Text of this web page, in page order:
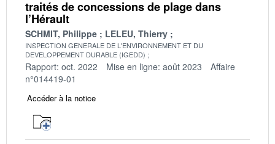
traités de concessions de plage dans
l’Hérault
SCHMIT, Philippe LELEU, Thierry
INSPECTION GENERALE DE L'ENVIRONNEMENT ET DU
DEVELOPPEMENT DURABLE (IGEDD)
Rapport: oct. 2022 Mise en ligne: août 2023
Affaire
n°014419-01
Accéder à la notice